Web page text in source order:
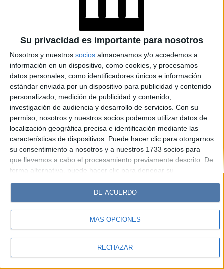
Su privacidad es importante para nosotros
Nosotros y nuestros socios almacenamos y/o accedemos a
información en un dispositivo, como cookies, y procesamos
datos personales, como identificadores únicos e información
estándar enviada por un dispositivo para publicidad y contenido
personalizado, medición de publicidad y contenido,
investigación de audiencia y desarrollo de servicios. Con su
permiso, nosotros y nuestros socios podemos utilizar datos de
localización geográfica precisa e identificación mediante las
características de dispositivos. Puede hacer clic para otorgarnos
su consentimiento a nosotros y a nuestros 1733 socios para
que llevemos a cabo el procesamiento previamente descrito. De
forma alternativa, puede hacer clic para denegar su
cambiar sus preferencias antes de otorgar su consentimiento.
Tenga en cuenta que algún procesamiento de sus datos
personales puede no requerir de su consentimiento, pero usted
tiene el derecho de rechazar tal procesamiento. Sus
sus preferencias o retirar su consentimiento en cualquier
MÁS OPCIONES
RECHAZAR
DE ACUERDO
Caras Noticias
Weekend Parabrisas
Look
Luz Mía Lunateen Break BATimes
© Perfil.com 2006-2019 - Todos los derechos reservados
Registro de Propiedad Intelectual: Nro. 5346433